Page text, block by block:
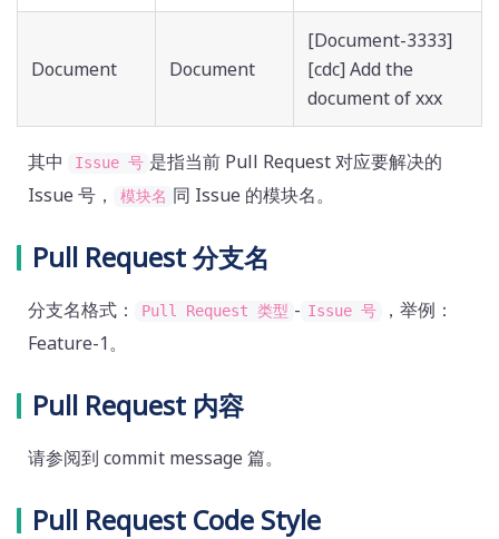
Document Document
[Document-3333]
[cdc] Add the
document of xxx
其中 Issue 号 是指当前 Pull Request 对应要解决的
Issue 号，
模块名 同 Issue 的模块名。
Pull Request 分支名
分支名格式： Pull Request 类型 - Issue 号
，举例：
Feature-1。
Pull Request 内容
请参阅到 commit message 篇。
Pull Request Code Style